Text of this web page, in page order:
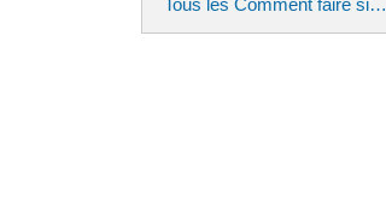
Tous les Comment faire si…